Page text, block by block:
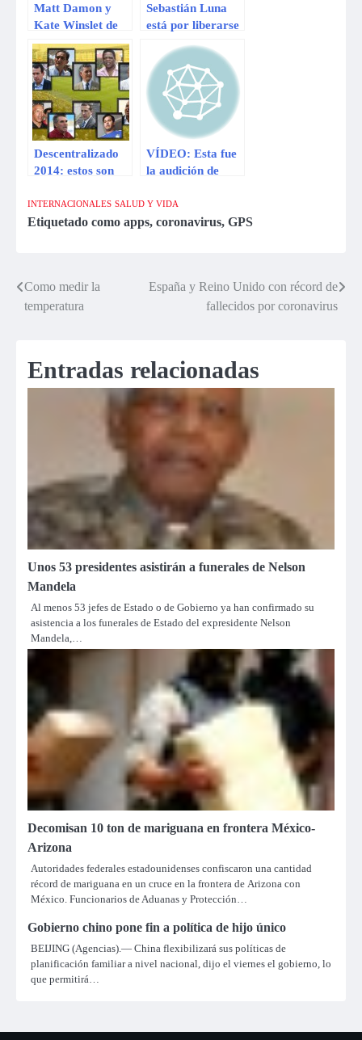
Matt Damon y
Kate Winslet de
‘Contagio’ nos
enseña a lidiar
con la crisis del
coronavirus
Sebastián Luna
está por liberarse
Chile para firmar
por Universitario
Descentralizado
2014: estos son
para esta
temporada
VÍDEO: Esta fue
la audición de
interpretar a
Forrest Gump
INTERNACIONALES SALUD Y VIDA
Etiquetado como apps, coronavirus, GPS
Navegación
Como medir la
temperatura
España y Reino Unido con récord de
fallecidos por coronavirus
Entradas relacionadas
Unos 53 presidentes asistirán a funerales de Nelson
Mandela
Al menos 53 jefes de Estado o de Gobierno ya han confirmado su
asistencia a los funerales de Estado del expresidente Nelson
Mandela,…
Decomisan 10 ton de mariguana en frontera México-
Arizona
Autoridades federales estadounidenses confiscaron una cantidad
récord de mariguana en un cruce en la frontera de Arizona con
México. Funcionarios de Aduanas y Protección…
Gobierno chino pone fin a política de hijo único
BEIJING (Agencias).— China flexibilizará sus políticas de
planificación familiar a nivel nacional, dijo el viernes el gobierno, lo
que permitirá…